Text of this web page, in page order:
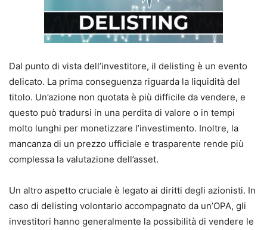
Dal punto di vista dell’investitore, il delisting è un evento
delicato. La prima conseguenza riguarda la liquidità del
titolo. Un’azione non quotata è più difficile da vendere, e
questo può tradursi in una perdita di valore o in tempi
molto lunghi per monetizzare l’investimento. Inoltre, la
mancanza di un prezzo ufficiale e trasparente rende più
complessa la valutazione dell’asset.
Un altro aspetto cruciale è legato ai diritti degli azionisti. In
caso di delisting volontario accompagnato da un’OPA, gli
investitori hanno generalmente la possibilità di vendere le